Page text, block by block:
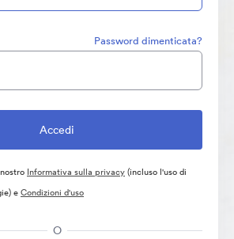
Password dimenticata?
Informativa sulla privacy(incluso l'uso di
eCondizioni d'uso
O